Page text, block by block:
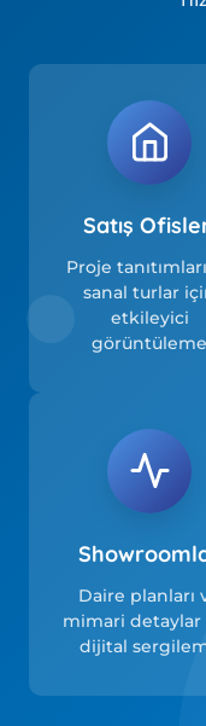
Satış
Proje
sanal turlar
etkileyici
görüntüleme
Daire planları
mimari detaylar
dijital